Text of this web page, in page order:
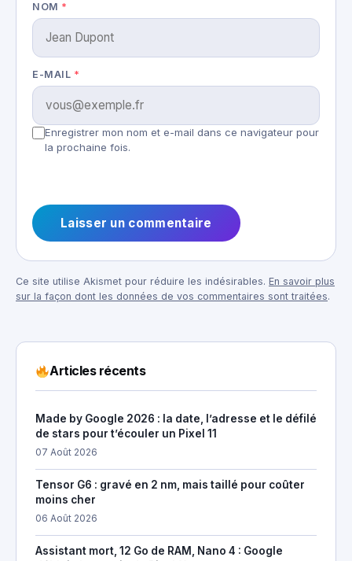
NOM *
E-MAIL *
Enregistrer mon nom et e-mail dans ce navigateur pour
la prochaine fois.
Ce site utilise Akismet pour réduire les indésirables. En savoir plus
sur la façon dont les données de vos commentaires sont traitées.
Articles récents
Made by Google 2026 : la date, l’adresse et le défilé
de stars pour t’écouler un Pixel 11
07 Août 2026
Tensor G6 : gravé en 2 nm, mais taillé pour coûter
moins cher
06 Août 2026
Assistant mort, 12 Go de RAM, Nano 4 : Google